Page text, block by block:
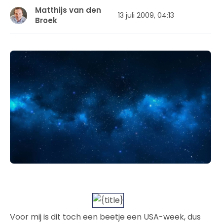
Matthijs van den
Broek
13 juli 2009, 04:13
Voor mij is dit toch een beetje een USA-week, dus